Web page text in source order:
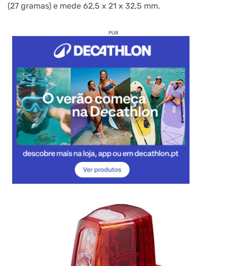
(27 gramas) e mede 62,5 x 21 x 32,5 mm.
PUB